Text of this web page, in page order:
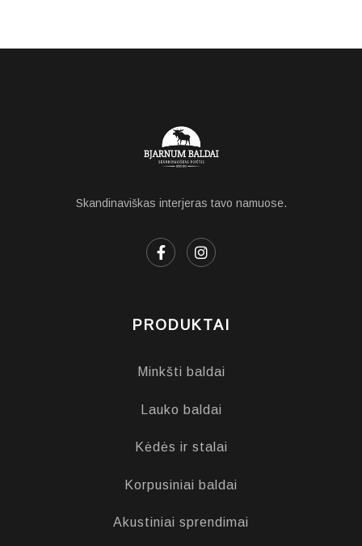
Skandinaviškas interjeras tavo namuose.
PRODUKTAI
Minkšti baldai
Lauko baldai
Kėdės ir stalai
Korpusiniai baldai
Akustiniai sprendimai